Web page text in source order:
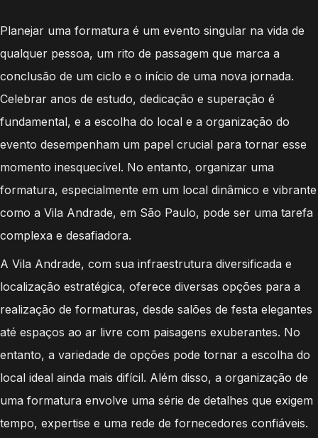
Planejar uma formatura é um evento singular na vida de
qualquer pessoa, um rito de passagem que marca a
conclusão de um ciclo e o início de uma nova jornada.
Celebrar anos de estudo, dedicação e superação é
fundamental, e a escolha do local e a organização do
evento desempenham um papel crucial para tornar esse
momento inesquecível. No entanto, organizar uma
formatura, especialmente em um local dinâmico e vibrante
como a Vila Andrade, em São Paulo, pode ser uma tarefa
complexa e desafiadora.
A Vila Andrade, com sua infraestrutura diversificada e
localização estratégica, oferece diversas opções para a
realização de formaturas, desde salões de festa elegantes
até espaços ao ar livre com paisagens exuberantes. No
entanto, a variedade de opções pode tornar a escolha do
local ideal ainda mais difícil. Além disso, a organização de
uma formatura envolve uma série de detalhes que exigem
tempo, expertise e uma rede de fornecedores confiáveis.